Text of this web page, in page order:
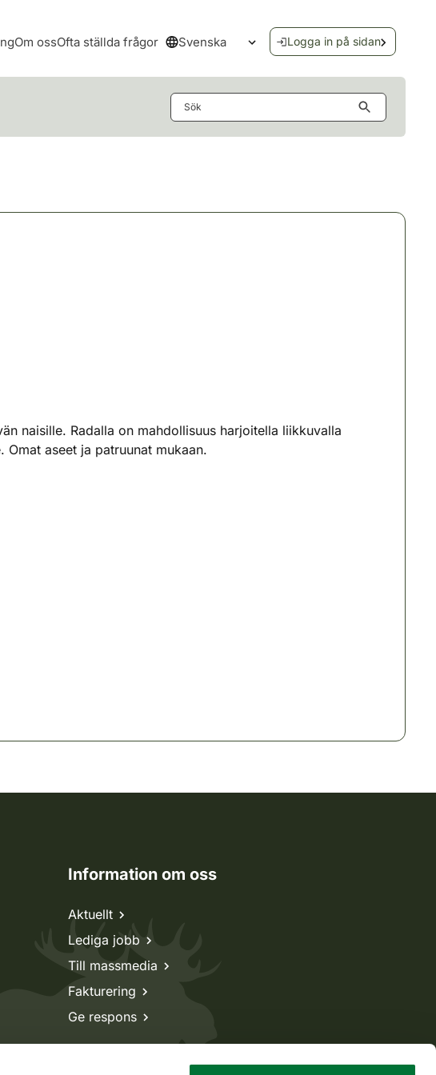
Om ossOfta ställda frågor Svenska
Öppna språkmenyn
Logga in på sidan
naisille. Radalla on mahdollisuus harjoitella liikkuvalla
aseet ja patruunat mukaan.
Information om oss
Aktuellt
Lediga jobb
Till massmedia
Fakturering
Ge respons